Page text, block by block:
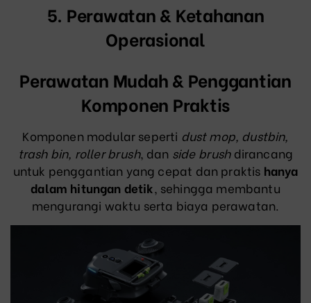
5. Perawatan & Ketahanan
Operasional
Perawatan Mudah & Penggantian
Komponen Praktis
Komponen modular seperti dust mop, dustbin,
trash bin, roller brush, dan side brushdirancang
untuk penggantian yang cepat dan praktis hanya
dalam hitungan detik, sehingga membantu
mengurangi waktu serta biaya perawatan.